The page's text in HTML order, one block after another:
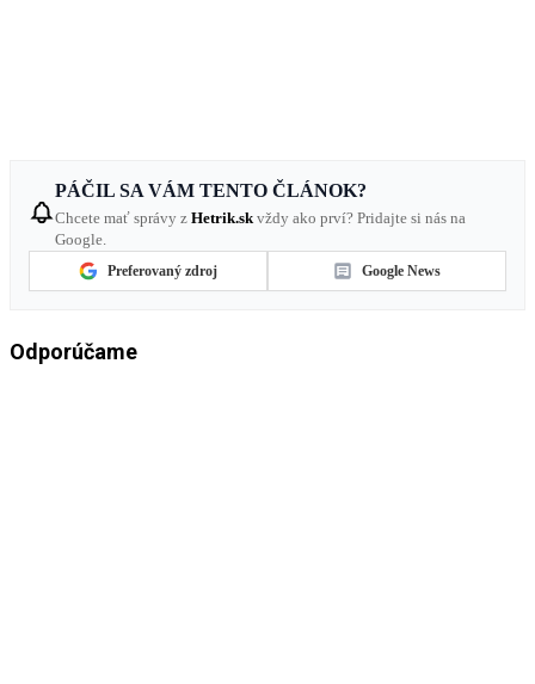
PÁČIL SA VÁM TENTO ČLÁNOK?
Chcete mať správy z Hetrik.skvždy ako prví? Pridajte si nás na
Google.
Preferovaný zdroj Google News
Odporúčame